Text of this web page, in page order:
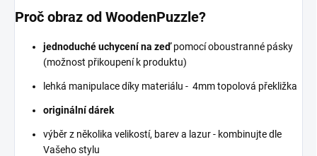
Proč obraz od WoodenPuzzle?
jednoduché uchycení na zeďpomocí oboustranné pásky
(možnost přikoupení k produktu)
lehká manipulace díky materiálu - 4mm topolová překližka
originální dárek
výběr z několika velikostí, barev a lazur - kombinujte dle
Vašeho stylu